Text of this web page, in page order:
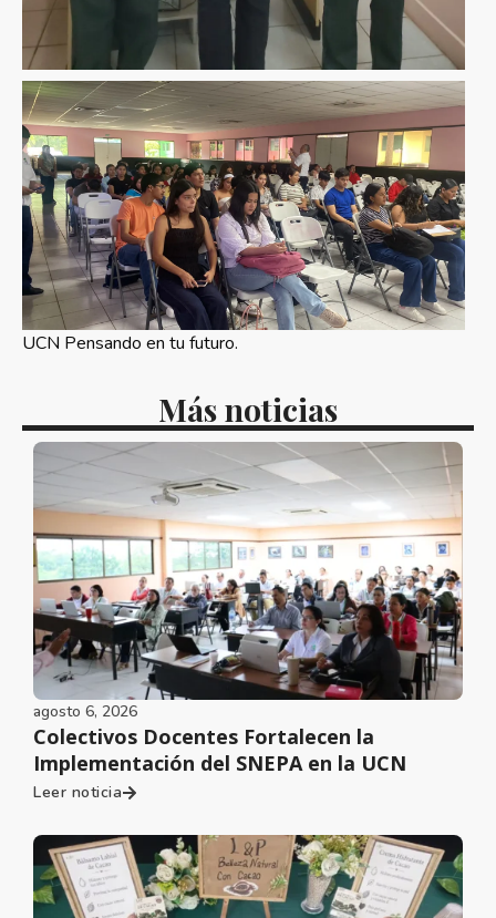
UCN Pensando en tu futuro.
Más noticias
agosto 6, 2026
Colectivos Docentes Fortalecen la
Implementación del SNEPA en la UCN
Leer noticia